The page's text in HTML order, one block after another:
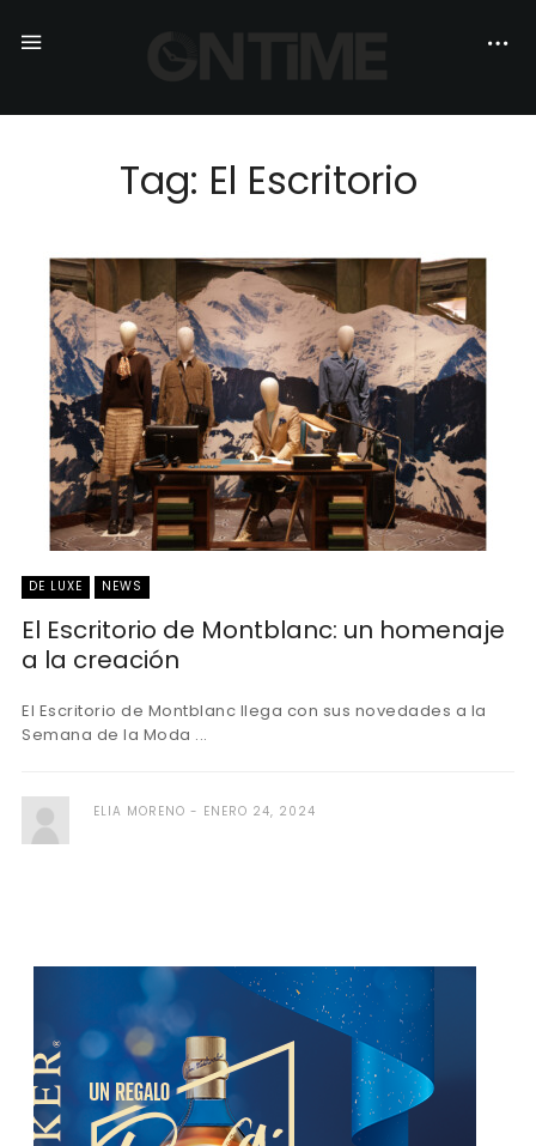
Tag: El Escritorio
DE LUXE NEWS
El Escritorio de Montblanc: un homenaje
a la creación
El Escritorio de Montblanc llega con sus novedades a la
Semana de la Moda ...
ELIA MORENO ENERO 24, 2024